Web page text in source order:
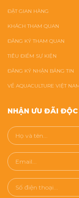
ĐẶT GIAN HÀNG
KHÁCH THAM QUAN
ĐĂNG KÝ THAM QUAN
TIÊU ĐIỂM SỰ KIỆN
ĐĂNG KÝ NHẬN BẢNG TIN
VỀ AQUACULTURE VIỆT
NHẬN ƯU ĐÃI ĐỘC